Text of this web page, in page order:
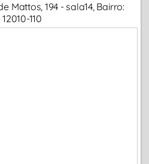
Mattos, 194 - sala14, Bairro:
110